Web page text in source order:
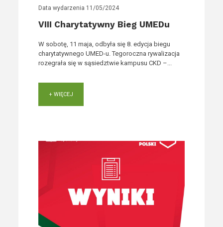
Data wydarzenia 11/05/2024
VIII Charytatywny Bieg UMEDu
W sobotę, 11 maja, odbyła się 8. edycja biegu
charytatywnego UMED-u. Tegoroczna rywalizacja
rozegrała się w sąsiedztwie kampusu CKD –...
+ WIĘCEJ